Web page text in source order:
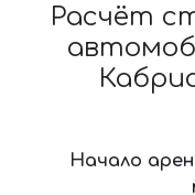
Расчёт
Начало